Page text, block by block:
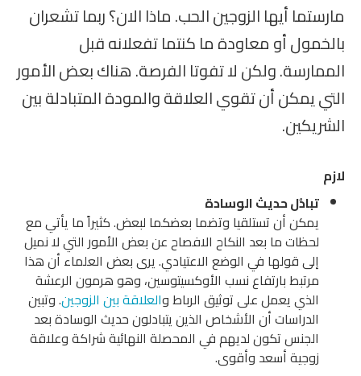
مارستما أيها الزوجين الحب. ماذا الان؟ ربما تشعران
بالخمول أو معاودة ما كنتما تفعلانه قبل
الممارسة. ولكن لا تفوتا الفرصة. هناك بعض الأمور
التي يمكن أن تقوي العلاقة والمودة المتبادلة بين
الشريكين.
لازم
تبادُل حديث الوسادة
يمكن أن تستلقيا وتضما بعضكما لبعض. كثيراً ما يأتي مع
لحظات ما بعد النكاح الافصاح عن بعض الأمور التي لا نميل
إلى قولها في الوضع الاعتيادي. يرى بعض العلماء أن هذا
مرتبط بارتفاع نسب الأوكسيتوسين، وهو هرمون الرعشة
الذي يعمل على توثيق الرباط والعلاقة بين الزوجين. وتبين
الدراسات أن الأشخاص الذين يتبادلون حديث الوسادة بعد
الجنس تكون لديهم في المحصلة النهائية شراكة وعلاقة
زوجية أسعد وأقوى.